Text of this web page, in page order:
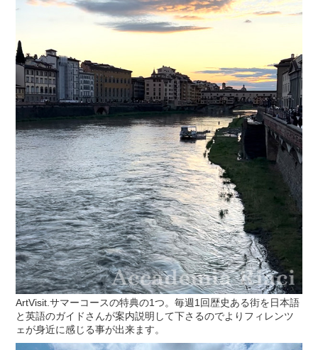
ArtVisit.サマーコースの特典の1つ。毎週1回歴史ある街を日本語
と英語のガイドさんが案内説明して下さるのでよりフィレンツ
ェが身近に感じる事が出来ます。